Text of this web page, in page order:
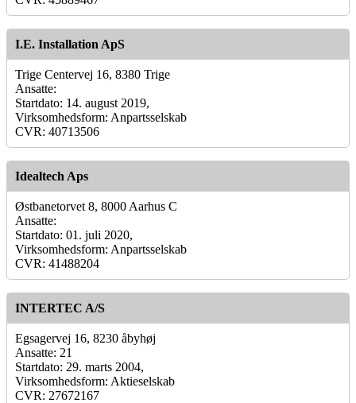
I.E. Installation ApS
Trige Centervej 16, 8380 Trige
Ansatte:
Startdato: 14. august 2019,
Virksomhedsform: Anpartsselskab
CVR: 40713506
Idealtech Aps
Østbanetorvet 8, 8000 Aarhus C
Ansatte:
Startdato: 01. juli 2020,
Virksomhedsform: Anpartsselskab
CVR: 41488204
INTERTEC A/S
Egsagervej 16, 8230 åbyhøj
Ansatte: 21
Startdato: 29. marts 2004,
Virksomhedsform: Aktieselskab
CVR: 27672167